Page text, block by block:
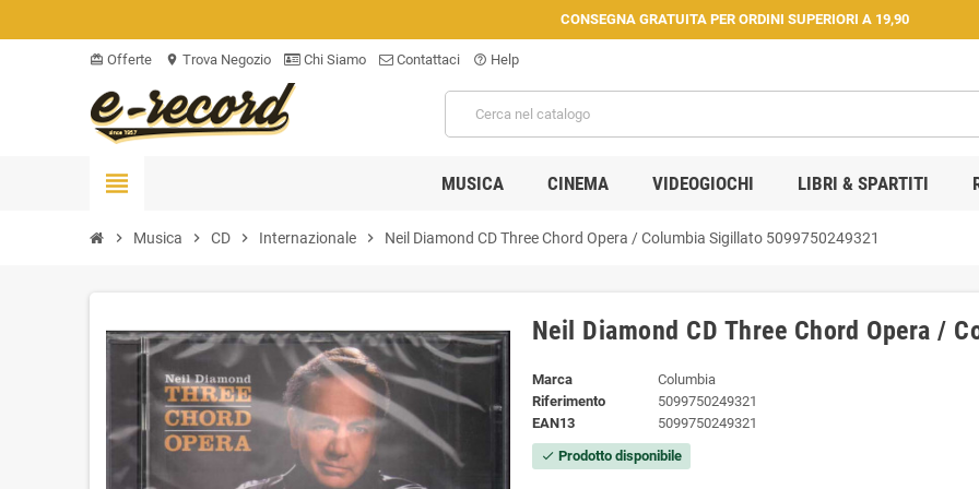
CONSEGNA GRATUITA PER ORDINI SUPERIORI A 19,90
card_giftcard Offerte location_on Trova Negozio Chi Siamo Contattaci help_outline Help
view_headline MUSICA CINEMA VIDEOGIOCHI LIBRI & SPARTITI
chevron_right Musica chevron_right CD chevron_right Internazionale chevron_right Neil Diamond CD Three Chord Opera / Columbia Sigillato 5099750249321
Neil Diamond CD Three Chord Opera /
Marca
Columbia
Riferimento
5099750249321
EAN13
5099750249321
check Prodotto disponibile